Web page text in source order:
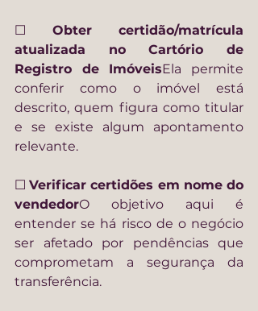
☐ Obter certidão/matrícula
atualizada no Cartório de
Registro de ImóveisEla permite
conferir como o imóvel está
descrito, quem figura como titular
e se existe algum apontamento
relevante.
☐ Verificar certidões em nome do
vendedorO objetivo aqui é
entender se há risco de o negócio
ser afetado por pendências que
comprometam a segurança da
transferência.